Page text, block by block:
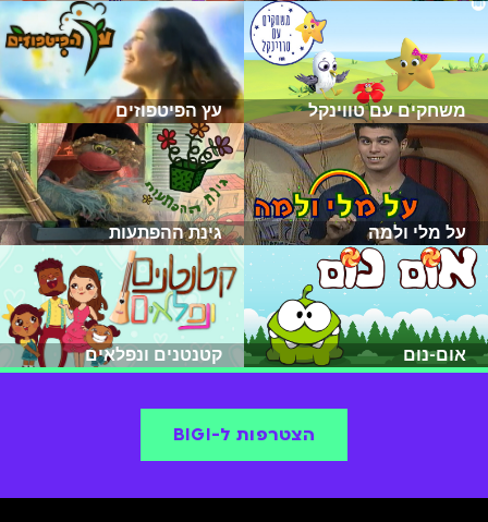
משחקים עם טווינקל עץ הפיטפוזים
על מלי ולמה גינת ההפתעות
אום-נום קטנטנים ונפלאים
הצטרפות ל-BIGI